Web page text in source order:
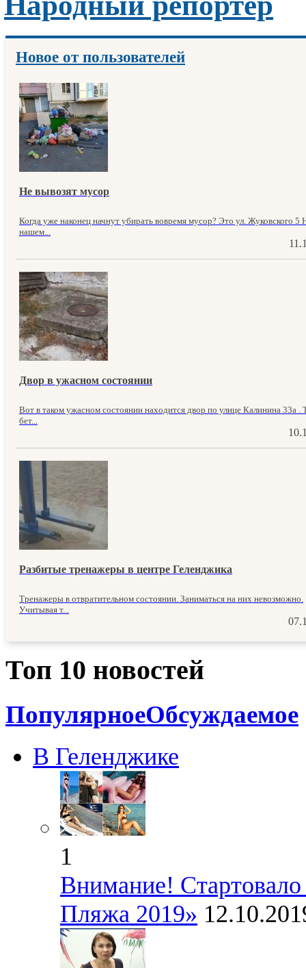
Новое от пользователей
Не вывозят мусор
Когда уже наконец начнут убирать вовремя мусор? Это ул. Жуковского 5
нашем...
Двор в ужасном состоянии
Вот в таком ужасном состоянии находится двор по улице Калинина 33а .
бет...
Разбитые тренажеры в центре Геленджика
Тренажеры в отвратительном состоянии. Заниматься на них невозможно.
Учитывая т...
Топ 10 новостей
ПопулярноеОбсуждаемое
В Геленджике
1
Внимание! Стартовало
Пляжа 2019»